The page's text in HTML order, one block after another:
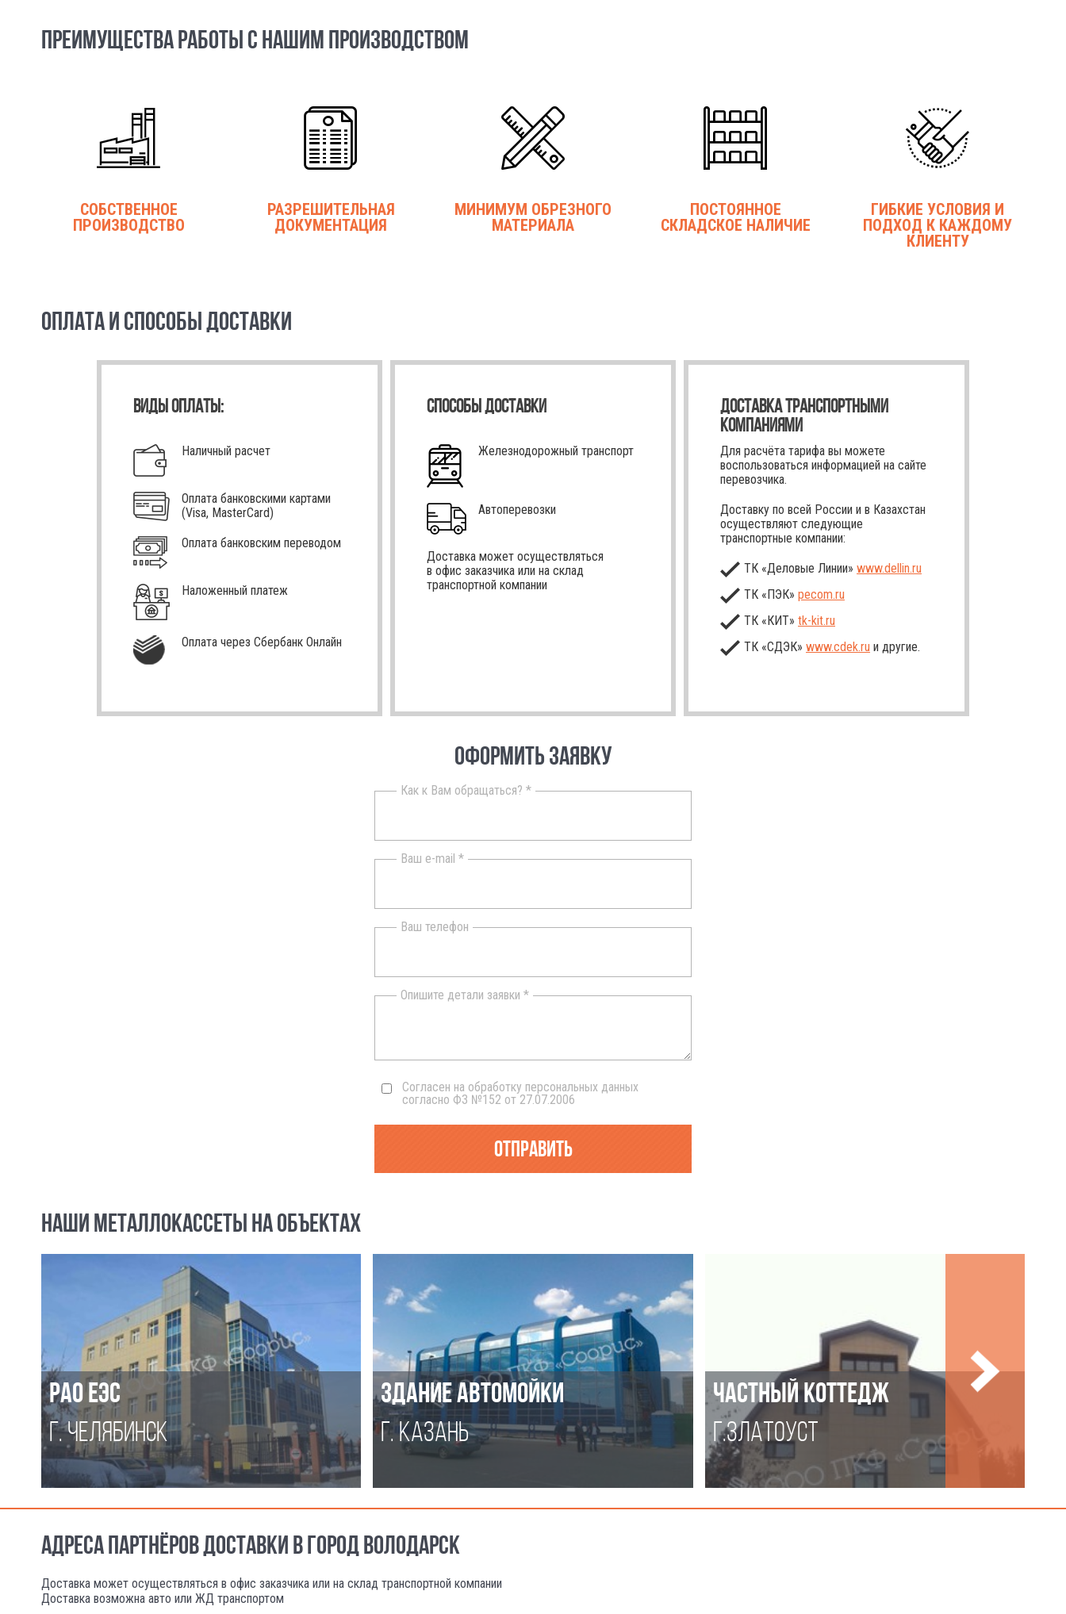
ПРЕИМУЩЕСТВА РАБОТЫ С НАШИМ ПРОИЗВОДСТВОМ
СОБСТВЕННОЕ
ПРОИЗВОДСТВО
РАЗРЕШИТЕЛЬНАЯ
ДОКУМЕНТАЦИЯ
МИНИМУМ ОБРЕЗНОГО
МАТЕРИАЛА
ПОСТОЯННОЕ
СКЛАДСКОЕ НАЛИЧИЕ
ГИБКИЕ УСЛОВИЯ И
ПОДХОД К КАЖДОМУ
КЛИЕНТУ
ОПЛАТА И СПОСОБЫ ДОСТАВКИ
ВИДЫ ОПЛАТЫ:
Наличный расчет
Оплата банковскими картами
(Visa, MasterCard)
Оплата банковским переводом
Наложенный платеж
Оплата через Сбербанк Онлайн
СПОСОБЫ ДОСТАВКИ
Железнодорожный транспорт
Автоперевозки
Доставка может осуществляться
в офис заказчика или на склад
транспортной компании
ДОСТАВКА ТРАНСПОРТНЫМИ
КОМПАНИЯМИ
Для расчёта тарифа вы можете
воспользоваться информацией на сайте
перевозчика.
Доставку по всей России и в Казахстан
осуществляют следующие
транспортные компании:
ТК «Деловые Линии» www.dellin.ru
ТК «ПЭК» pecom.ru
ТК «КИТ» tk-kit.ru
ТК «СДЭК» www.cdek.ru и другие.
ОФОРМИТЬ ЗАЯВКУ
Как к Вам обращаться? *
Ваш e-mail *
Ваш телефон
Опишите детали заявки *
Согласен на обработку персональных данных
согласно ФЗ №152 от 27.07.2006
Отправить
НАШИ МЕТАЛЛОКАССЕТЫ НА ОБЪЕКТАХ
РАО ЕЭС
Г. ЧЕЛЯБИНСК
ЗДАНИЕ АВТОМОЙКИ
Г. КАЗАНЬ
ЧАСТНЫЙ КОТТЕДЖ
Г.ЗЛАТОУСТ
АДРЕСА ПАРТНЁРОВ ДОСТАВКИ В ГОРОД ВОЛОДАРСК
Доставка может осуществляться в офис заказчика или на склад транспортной компании
Доставка возможна авто или ЖД транспортом